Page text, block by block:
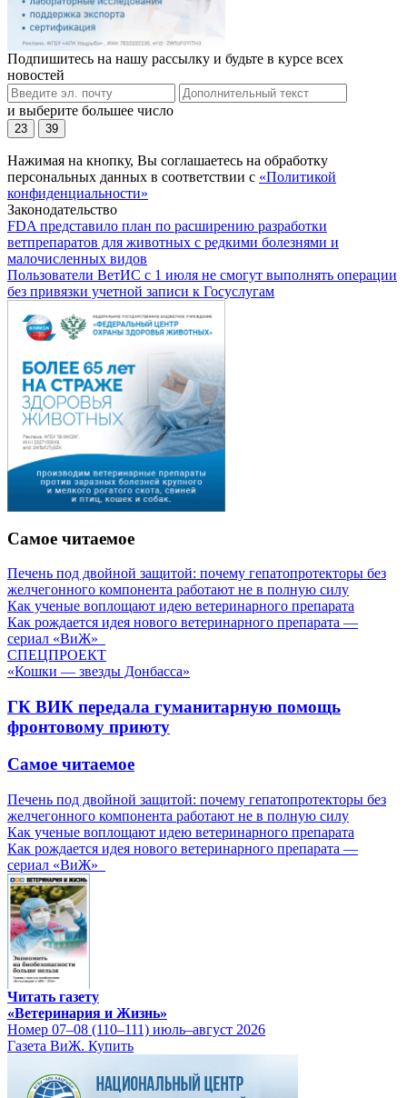
Подпишитесь на нашу рассылку и будьте в курсе всех
новостей
и выберите большее число
23 39
Нажимая на кнопку, Вы соглашаетесь на обработку
персональных данных в соответствии с «Политикой
конфиденциальности»
Законодательство
FDA представило план по расширению разработки
ветпрепаратов для животных с редкими болезнями и
малочисленных видов
Пользователи ВетИС с 1 июля не смогут выполнять операции
без привязки учетной записи к Госуслугам
Самое читаемое
Печень под двойной защитой: почему гепатопротекторы без
желчегонного компонента работают не в полную силу
Как ученые воплощают идею ветеринарного препарата
Как рождается идея нового ветеринарного препарата —
сериал «ВиЖ»
СПЕЦПРОЕКТ
«Кошки — звезды Донбасса»
ГК ВИК передала гуманитарную помощь
фронтовому приюту
Самое читаемое
Печень под двойной защитой: почему гепатопротекторы без
желчегонного компонента работают не в полную силу
Как ученые воплощают идею ветеринарного препарата
Как рождается идея нового ветеринарного препарата —
сериал «ВиЖ»
Читать газету
«Ветеринария и Жизнь»
Номер 07–08 (110–111) июль–август 2026
Газета ВиЖ. Купить